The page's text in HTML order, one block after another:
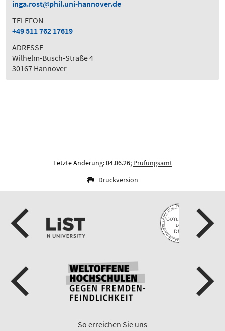
inga.rost
phil.uni-hannover.de
TELEFON
+49 511 762 17619
ADRESSE
Wilhelm-Busch-Straße 4
30167 Hannover
Letzte Änderung: 04.06.26; Prüfungsamt
Druckversion
So erreichen Sie uns